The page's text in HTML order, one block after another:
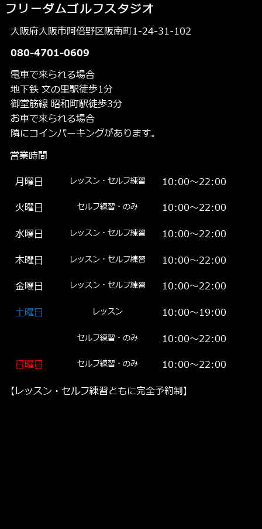
フリーダムゴルフスタジオ
大阪府大阪市阿倍野区阪南町1-24-31-102
080-4701-0609
電車で来られる場合
地下鉄 文の里駅徒歩1分
御堂筋線 昭和町駅徒歩3分
お車で来られる場合
隣にコインパーキングがあります。
営業時間
月曜日
レッスン・セルフ練習
10:00～22:00
火曜日
セルフ練習・のみ
10:00～22:00
水曜日
レッスン・セルフ練習
10:00～22:00
木曜日
レッスン・セルフ練習
10:00～22:00
金曜日
レッスン・セルフ練習
10:00～22:00
土曜日
レッスン 10:00～19:00
セルフ練習・のみ
10:00～22:00
日曜日
セルフ練習・のみ
10:00～22:00
【レッスン・セルフ練習ともに完全予約制】